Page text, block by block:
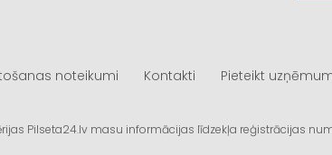
noteikumi Kontakti Pieteikt
Pilseta24.lv masu informācijas līdzekļa reģistrācijas